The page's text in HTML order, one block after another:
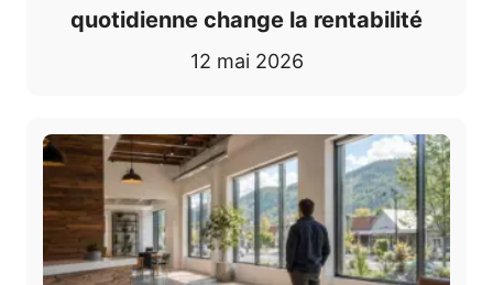
quotidienne change la rentabilité
12 mai 2026